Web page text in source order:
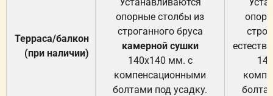
Терраса/балкон
(при наличии)
опорные столбы из
строганного бруса
камерной сушки
140х140 мм. с
компенсационными
болтами под усадку.